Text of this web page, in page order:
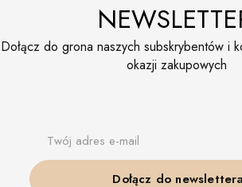
Dołącz do grona naszych subskrybentów i
okazji zakupowych
Twój adres e-mail
Dołącz do newslettera